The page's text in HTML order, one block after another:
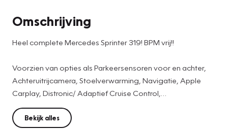
Omschrijving
Heel complete Mercedes Sprinter 319! BPM vrij!!
Voorzien van opties als Parkeersensoren voor en achter,
Achteruitrijcamera, Stoelverwarming, Navigatie, Apple
Carplay, Distronic/ Adaptief Cruise Control,
Airconditioning, LED Koplampen, 17" Lichtmetalen Velgen
etc. etc.Bekijk alles